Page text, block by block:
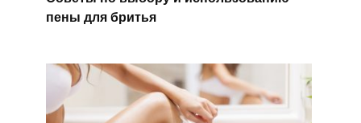
пены для бритья